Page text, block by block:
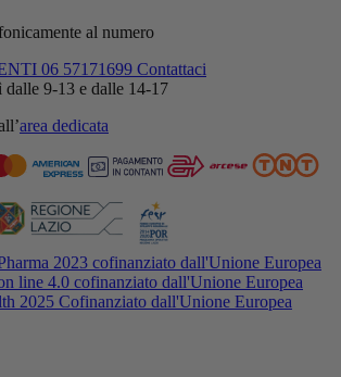
al numero
06 57171699 Contattaci
9-13 e dalle 14-17
area dedicata
2023 cofinanziato dall'Unione Europea
line 4.0 cofinanziato dall'Unione Europea
2025 Cofinanziato dall'Unione Europea